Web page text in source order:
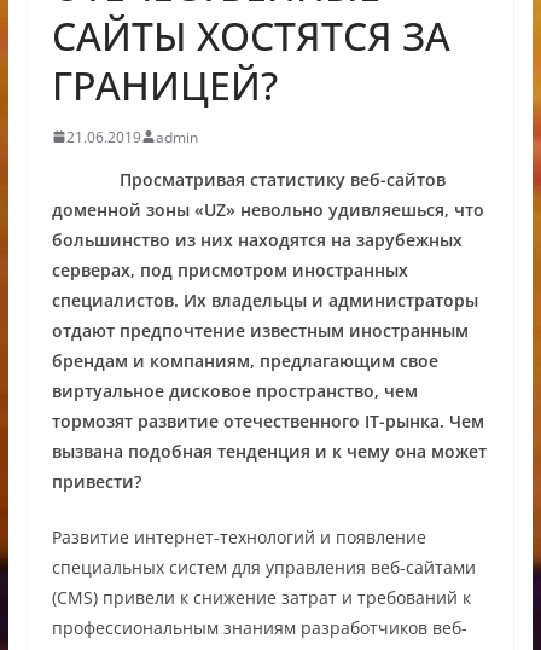
САЙТЫ ХОСТЯТСЯ ЗА
ГРАНИЦЕЙ?
21.06.2019 admin
Просматривая статистику веб-сайтов
доменной зоны «UZ» невольно удивляешься, что
большинство из них находятся на зарубежных
серверах, под присмотром иностранных
специалистов. Их владельцы и администраторы
отдают предпочтение известным иностранным
брендам и компаниям, предлагающим свое
виртуальное дисковое пространство, чем
тормозят развитие отечественного IT-рынка. Чем
вызвана подобная тенденция и к чему она может
привести?
Развитие интернет-технологий и появление
специальных систем для управления веб-сайтами
(CMS) привели к снижение затрат и требований к
профессиональным знаниям разработчиков веб-